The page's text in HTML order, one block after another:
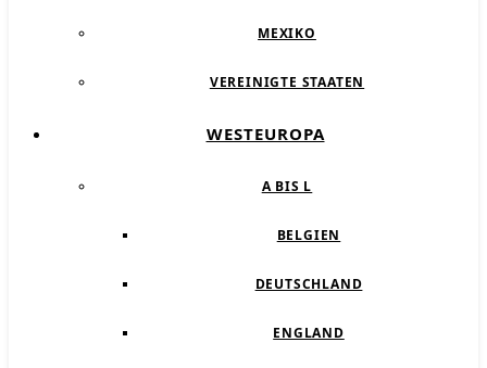
MEXIKO
VEREINIGTE STAATEN
WESTEUROPA
A BIS L
BELGIEN
DEUTSCHLAND
ENGLAND